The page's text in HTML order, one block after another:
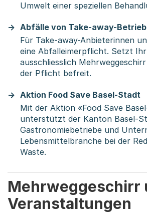
Umwelt einer speziellen
Abfälle von Take-away-
Für Take-away-Anbieterinnen
eine Abfalleimerpflicht. Setzt
ausschliesslich
der Pflicht befreit.
Aktion Food Save Basel-Stadt
Mit der Aktion «Food Save
unterstützt der Kanton Basel-
Gastronomiebetriebe und
Lebensmittelbranche bei der
Waste.
Mehrweggeschirr
Veranstaltungen